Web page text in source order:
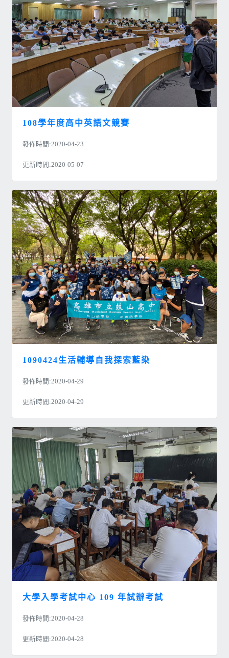
108學年度高中英語文競賽
發佈時間:2020-04-23
更新時間:2020-05-07
1090424生活輔導自我探索藍染
發佈時間:2020-04-29
更新時間:2020-04-29
大學入學考試中心 109 年試辦考試
發佈時間:2020-04-28
更新時間:2020-04-28